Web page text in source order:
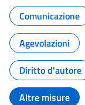
Tutti i
Comunicazione
Agevolazioni
Diritto d'autore
Altre misure